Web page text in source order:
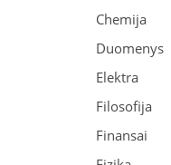
Chemija
Duomenys
Elektra
Filosofija
Finansai